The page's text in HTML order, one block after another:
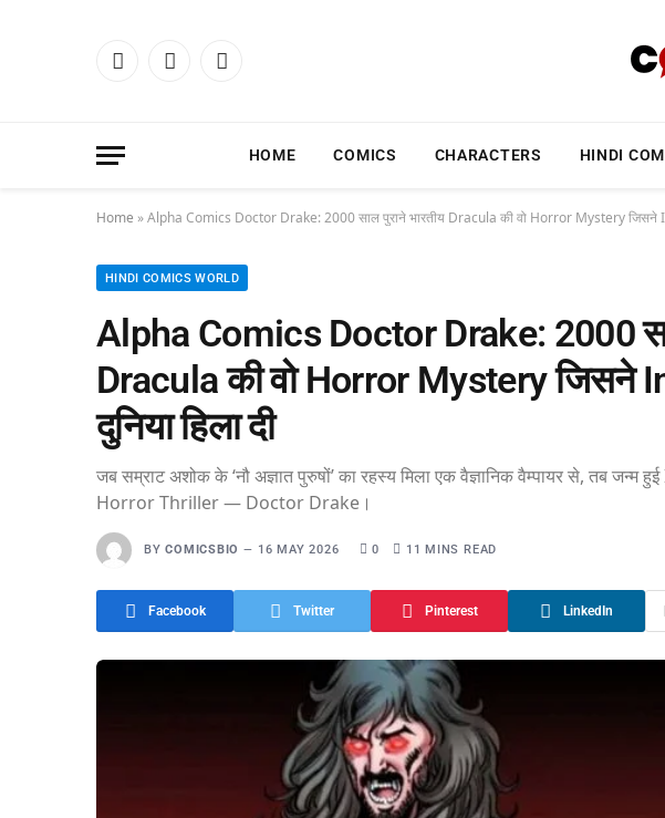
Facebook
X
Instagram
HOME COMICS CHARACTERS HINDI
Home »Alpha Comics Doctor Drake: 2000 साल पुराने भारतीय Dracula की वो Horror Mystery जिसने
HINDI COMICS WORLD
Alpha Comics Doctor Drake: 2000
Dracula की वो Horror Mystery जिसने
दुनिया हिला दी
जब सम्राट अशोक के ‘नौ अज्ञात पुरुषों’ का रहस्य मिला एक वैज्ञानिक वैम्पायर से, तब
Horror Thriller — Doctor Drake।
BY COMICSBIO 16 MAY 2026 0 11 MINS READ
Facebook Twitter Pinterest LinkedIn